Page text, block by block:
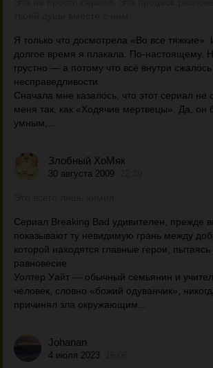
Я только что досмотрела «Во все тяжкие».
долгое время я плакала. По-настоящему.
грустно — а потому что всё внутри
несправедливости.
Сначала мне казалось, что этот сериал не
меня так, как «Ходячие мертвецы». Да, он
умным,...
Злобный ХоМяк
30 августа 2009
Сериал Breaking Bad удивителен, прежде
показывают ту невидимую грань между
которой находятся главные герои,
равновесие.
Уолтер Уайт — обычный семьянин и
человек, словно «божий одуванчик»,
причинял зла окружающим...
Johanan
4 июля 2023